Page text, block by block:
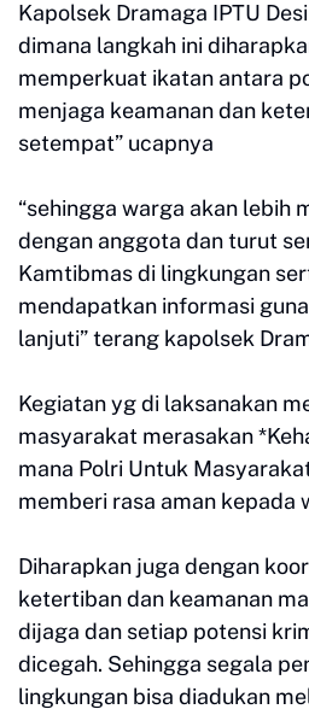
Kapolsek Dramaga IPTU
dimana langkah ini
memperkuat ikatan antara
menjaga keamanan dan
setempat” ucapnya
“sehingga warga akan lebih
dengan anggota dan turut
Kamtibmas di lingkungan
mendapatkan informasi
lanjuti” terang kapolsek
Kegiatan yg di laksanakan
masyarakat merasakan
mana Polri Untuk
memberi rasa aman kepada
Diharapkan juga dengan
ketertiban dan keamanan
dijaga dan setiap potensi
dicegah. Sehingga segala
lingkungan bisa diadukan